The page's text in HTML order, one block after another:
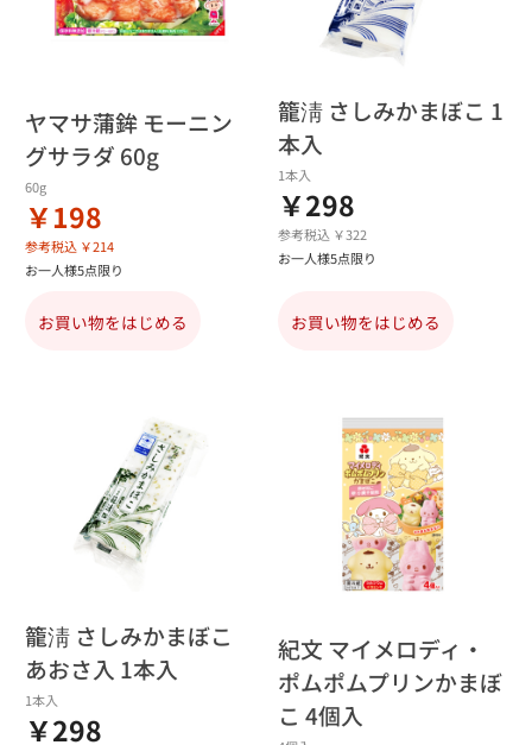
ヤマサ蒲鉾 モーニン
グサラダ 60g
60g
￥198
参考税込 ￥214
お一人様5点限り
お買い物をはじめる
籠淸 さしみかまぼこ 1
本入
1本入
￥298
参考税込 ￥322
お一人様5点限り
お買い物をはじめる
籠淸 さしみかまぼこ
あおさ入 1本入
1本入
￥298
紀文 マイメロディ・
ポムポムプリンかまぼ
こ 4個入